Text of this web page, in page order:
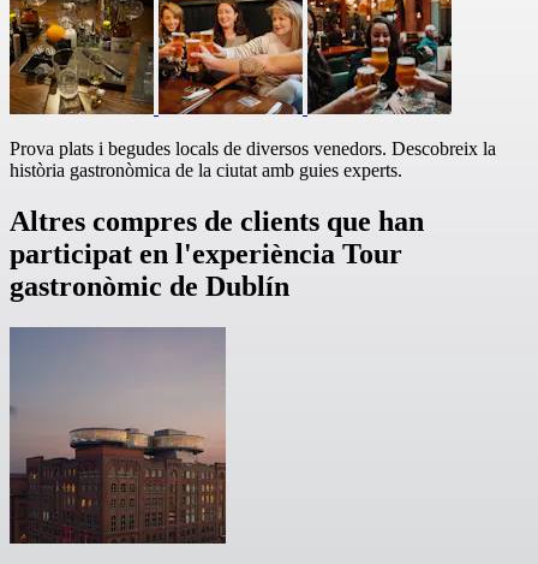
Prova plats i begudes locals de diversos venedors. Descobreix la
història gastronòmica de la ciutat amb guies experts.
Altres compres de clients que han
participat en l'experiència Tour
gastronòmic de Dublín